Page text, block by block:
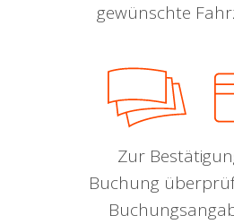
gewünschte
Zur
Buchung